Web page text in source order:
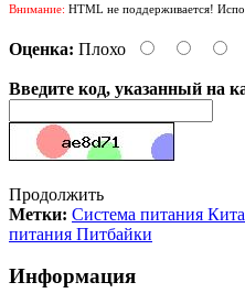
Внимание: HTML не поддерживается!
Оценка: Плохо
Введите код, указанный на
Продолжить
Метки: Система питания
питания Питбайки
Информация